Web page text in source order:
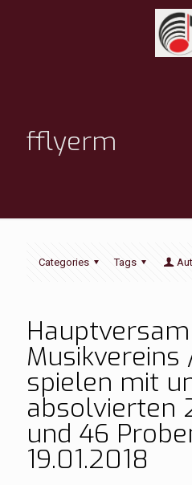
fflyerm
Categories Tags
spielen mit
absolvierten
und 46
19.01.2018